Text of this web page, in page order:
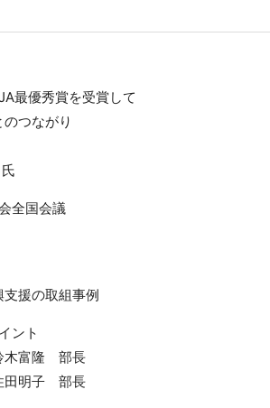
最優秀賞を受賞して
つながり
全国会議
援の取組事例
ント
富隆 部長
明子 部長